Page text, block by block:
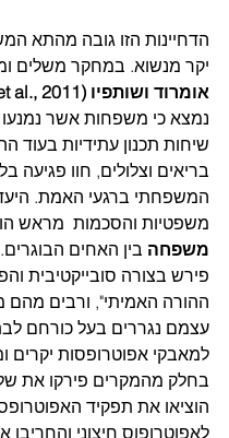
הדחיינות הזו גובה מהתא
יקר מנשוא. במחקר משלים
אומרוד ושותפיו (Ormerod et al., 2011)
נמצא כי משפחות אשר נמנעו
שיחות תכנון עתידיות בעוד
בריאים וצלולים, חוו פגיעה
המשפחתי ברגעי האמת.
משפטיות והסכמות  מראש
משפחה בין האחים
פירש בצורה סובייקטיבית
ההורה האמיתי", ורבים מהם
עצמם נגררים בעל כורחם
למאבקי אפוטרופסות יקרים
בחלק מהמקרים פירקו את
הוציאו את תפקיד
לאפוטרופוס חיצוני והחריבו